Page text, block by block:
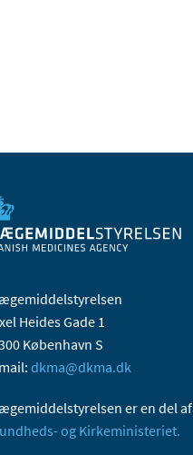
Heides Gade 1
København S
dkma@dkma.dk
er en del af
og Kirkeministeriet.